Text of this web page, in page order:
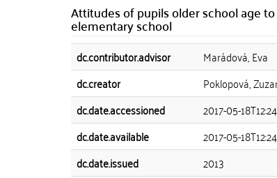
Attitudes of pupils older school age
elementary school
dc.contributor.advisor
Marádová, Eva
dc.creator
Poklopová,
dc.date.accessioned
2017-05-
dc.date.available
2017-05-
dc.date.issued
2013